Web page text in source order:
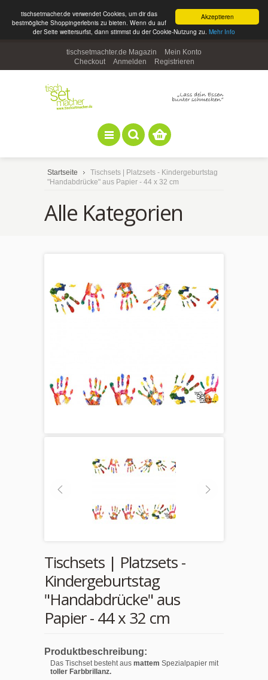
Akzeptieren
tischsetmacher.de verwendet Cookies, um dir das
bestmögliche Shoppingerlebnis zu bieten. Wenn du auf
der Seite weitersurfst, dann stimmst du der Cookie-Nutzung zu. Mehr Info
tischsetmachter.de Magazin
Mein Konto
Checkout
Anmelden Registrieren
Startseite
Tischsets | Platzsets - Kindergeburtstag
"Handabdrücke" aus Papier - 44 x 32 cm
Alle Kategorien
Tischsets | Platzsets -
Kindergeburtstag
"Handabdrücke" aus
Papier - 44 x 32 cm
Produktbeschreibung:
Das Tischset besteht aus mattem Spezialpapier mit
toller Farbbrillanz.